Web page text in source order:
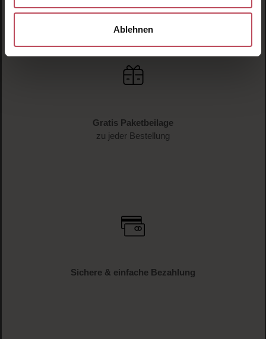
Ablehnen
ab € 34.95 (AT und DE)
Gratis Paketbeilage
zu jeder Bestellung
Sichere & einfache Bezahlung